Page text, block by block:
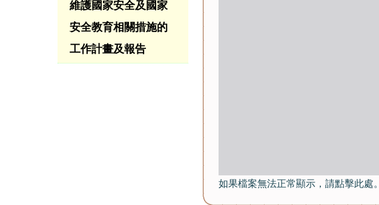
維護國家安全及國家
安全教育相關措施的
工作計畫及報告
如果檔案無法正常顯示，請點擊此處。